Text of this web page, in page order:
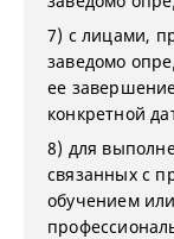
7) с лицами,
заведомо
ее
конкретной
8) для
связанных с
обучением